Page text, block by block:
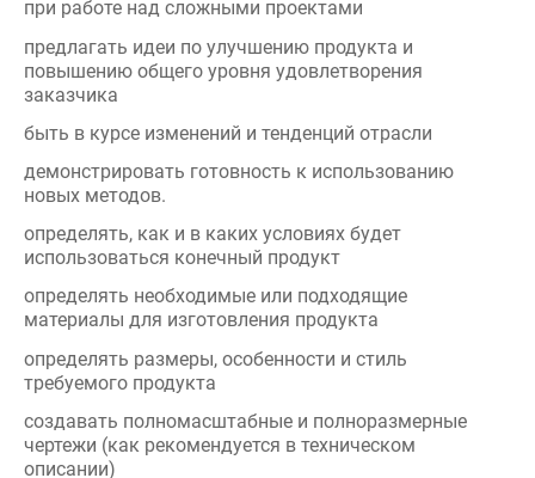
быть в курсе изменений и тенденций отрасли
демонстрировать готовность к использованию
новых методов.
использоваться конечный продукт
определять необходимые или подходящие
материалы для изготовления продукта
определять размеры, особенности и стиль
требуемого продукта
создавать полномасштабные и полноразмерные
чертежи (как рекомендуется в техническом
создавать чертежи, четко обозначающие тип
читать предоставленные чертежи, оптимизируя их
потенциал в целях обеспечения высокого качества